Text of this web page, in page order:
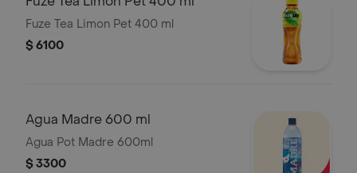
Fuze Tea Limon Pet 400 ml
$ 6100
Agua Madre 600 ml
Agua Pot Madre 600ml
$ 3300